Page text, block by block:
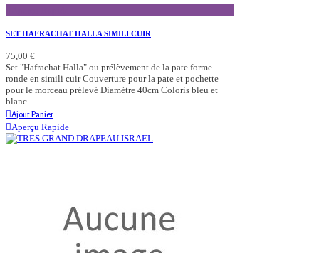
SET HAFRACHAT HALLA SIMILI CUIR
75,00 €
Set "Hafrachat Halla" ou prélèvement de la pate forme
ronde en simili cuir Couverture pour la pate et pochette
pour le morceau prélevé Diamètre 40cm Coloris bleu et
blanc
Ajout Panier
Aperçu Rapide